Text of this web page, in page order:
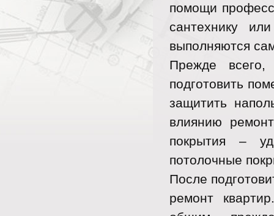
помощи
сантехнику
выполняются
Прежде
подготовить
защитить
влиянию
покрытия –
потолочные
После
ремонт